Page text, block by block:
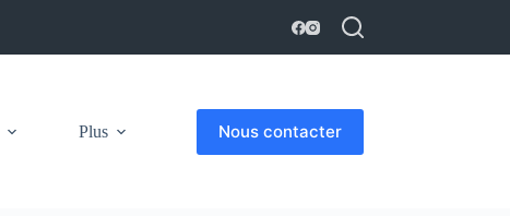
Plus Nous contacter